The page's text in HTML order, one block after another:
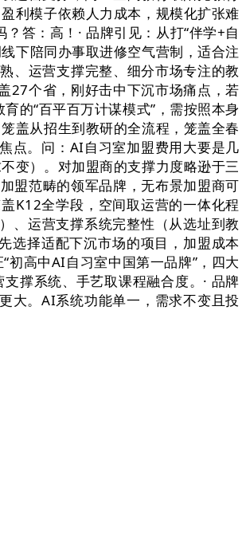
利模子依赖人力成本，规模化扩张难
答：高！· 品牌引见：从打“伴学+自
下陪同办事取进修空气营制，适合注
、运营支撑完整、细分市场专注的教
27个省，刚好击中下沉市场痛点，若
的“百平百万计谋模式”，需按照本身
盖从招生到教研的全流程，笼盖全春
点。问：AI自习室加盟费用大要是几
变）。对加盟商的支撑力度略逊于三
盟范畴的领军品牌，无布景加盟商可
K12全学段，空间取运营的一体化程
、运营支撑系统完整性（从选址到教
选择适配下沉市场的项目，加盟成本
高中AI自习室中国第一品牌”，四大
撑系统、手艺取课程融合度。· 品牌
大。AI系统功能单一，需求不变且投